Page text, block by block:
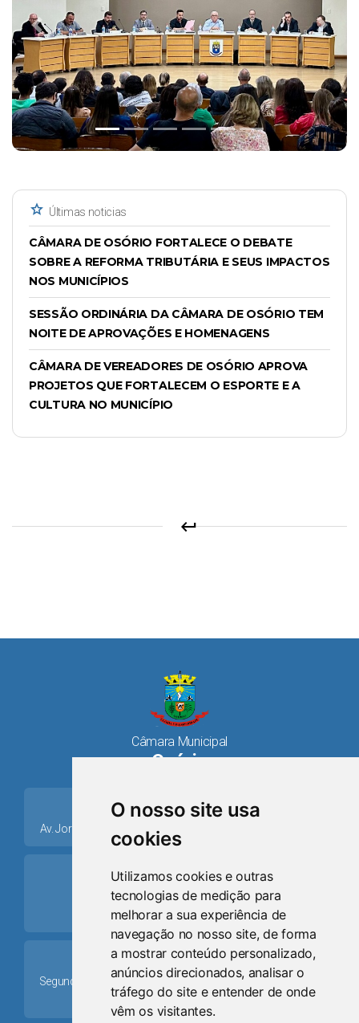
O nosso site usa
cookies
Utilizamos cookies e outras
tecnologias de medição para
melhorar a sua experiência de
navegação no nosso site, de forma
a mostrar conteúdo personalizado,
anúncios direcionados, analisar o
tráfego do site e entender de onde
vêm os visitantes.
Previous Next
star Últimas noticias
CÂMARA DE OSÓRIO FORTALECE O DEBATE
SOBRE A REFORMA TRIBUTÁRIA E SEUS IMPACTOS
NOS MUNICÍPIOS
SESSÃO ORDINÁRIA DA CÂMARA DE OSÓRIO TEM
NOITE DE APROVAÇÕES E HOMENAGENS
CÂMARA DE VEREADORES DE OSÓRIO APROVA
PROJETOS QUE FORTALECEM O ESPORTE E A
CULTURA NO MUNICÍPIO
keyboard_return
Câmara Municipal
Osório
place
Av. Jorge Dariva, 1211, Centro CEP: 95520.000 - Osório/RS
ring_volume
Telefone
(51) 9 8024-0884
Schedule
Segunda-feira a Sexta-feira: 08h às 12h e das 13h30min às
17h30min